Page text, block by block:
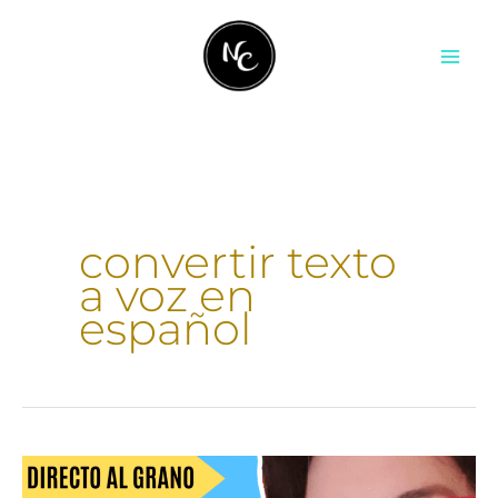
convertir texto
a voz en
español
Cómo